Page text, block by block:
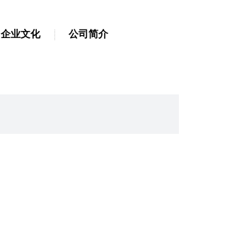
企业文化 公司简介